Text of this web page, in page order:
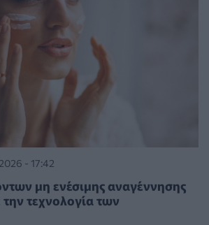
- 17:42
μη ενέσιμης αναγέννησης
τεχνολογία των